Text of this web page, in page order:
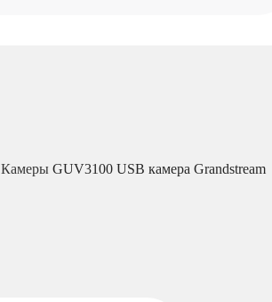
Камеры GUV3100 USB камера Grandstream